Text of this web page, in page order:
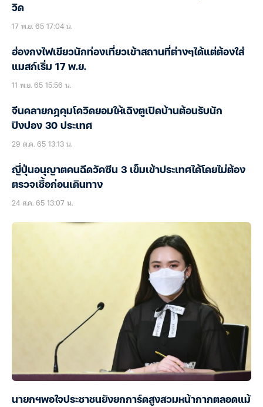
วิด
17 พ.ย. 65 17:04 น.
ฮ่องกงไฟเขียวนักท่องเที่ยวเข้าสถานที่ต่างๆได้แต่ต้องใส่
แมสก์เริ่ม 17 พ.ย.
11 พ.ย. 65 15:56 น.
จีนคลายกฎคุมโควิดยอมให้เฉิงตูเปิดบ้านต้อนรับนัก
ปิงปอง 30 ประเทศ
29 ต.ค. 65 13:13 น.
ญี่ปุ่นอนุญาตคนฉีดวัคซีน 3 เข็มเข้าประเทศได้โดยไม่ต้อง
ตรวจเชื้อก่อนเดินทาง
24 ส.ค. 65 13:07 น.
นายกฯพอใจประชาชนยังยกการ์ดสูงสวมหน้ากากตลอดแม้